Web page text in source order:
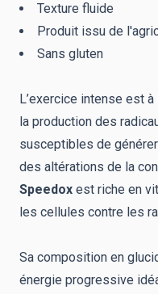
Texture fluide
Produit issu de
Sans gluten
L’exercice intense est à
la production des
susceptibles de
des altérations de la
Speedox est riche en
les cellules contre les
Sa composition en
énergie progressive